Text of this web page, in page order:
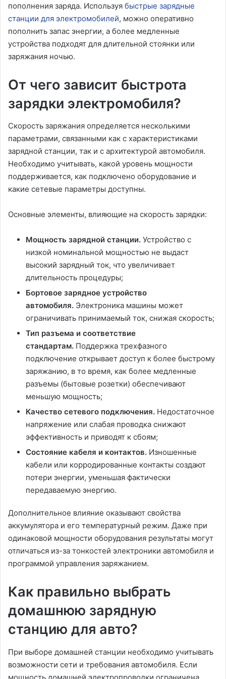
пополнения заряда. Используя быстрые зарядные
станции для электромобилей, можно оперативно
пополнить запас энергии, а более медленные
устройства подходят для длительной стоянки или
заряжания ночью.
От чего зависит быстрота
зарядки электромобиля?
Скорость заряжания определяется несколькими
параметрами, связанными как с характеристиками
зарядной станции, так и с архитектурой автомобиля.
Необходимо учитывать, какой уровень мощности
поддерживается, как подключено оборудование и
какие сетевые параметры доступны.
Основные элементы, влияющие на скорость зарядки:
Мощность зарядной станции. Устройство с
низкой номинальной мощностью не выдаст
высокий зарядный ток, что увеличивает
длительность процедуры;
Бортовое зарядное устройство
автомобиля. Электроника машины может
ограничивать принимаемый ток, снижая скорость;
Тип разъема и соответствие
стандартам. Поддержка трехфазного
подключение открывает доступ к более быстрому
заряжанию, в то время, как более медленные
разъемы (бытовые розетки) обеспечивают
меньшую мощность;
Качество сетевого подключения. Недостаточное
напряжение или слабая проводка снижают
эффективность и приводят к сбоям;
Состояние кабеля и контактов. Изношенные
кабели или корродированные контакты создают
потери энергии, уменьшая фактически
передаваемую энергию.
Дополнительное влияние оказывают свойства
аккумулятора и его температурный режим. Даже при
одинаковой мощности оборудования результаты могут
отличаться из-за тонкостей электроники автомобиля и
программой управления заряжанием.
Как правильно выбрать
домашнюю зарядную
станцию для авто?
При выборе домашней станции необходимо учитывать
возможности сети и требования автомобиля. Если